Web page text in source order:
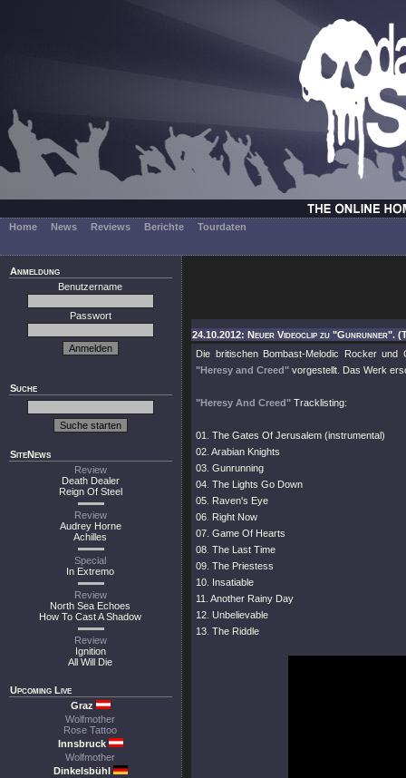
Home News Reviews Berichte Tourdaten
Anmeldung
Benutzername
Passwort
Suche
SiteNews
Review
Death Dealer
Reign Of Steel
Review
Audrey Horne
Achilles
Special
In Extremo
Review
North Sea Echoes
How To Cast A Shadow
Review
Ignition
All Will Die
Upcoming Live
Graz
Wolfmother
Rose Tattoo
Innsbruck
Wolfmother
Dinkelsbühl
24.10.2012: Neuer Videoclip zu "Gunrunner".
Die britischen Bombast-Melodic Rocker
"Heresy and Creed" vorgestellt. Das Werk
"Heresy And Creed" Tracklisting:
01. The Gates Of Jerusalem (instrumental)
02. Arabian Knights
03. Gunrunning
04. The Lights Go Down
05. Raven's Eye
06. Right Now
07. Game Of Hearts
08. The Last Time
09. The Priestess
10. Insatiable
11. Another Rainy Day
12. Unbelievable
13. The Riddle